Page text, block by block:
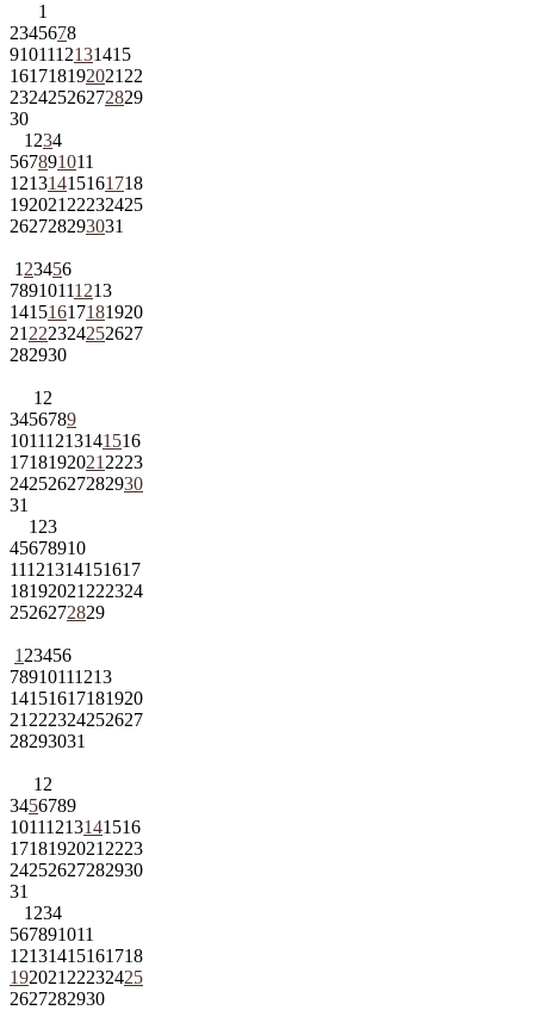
1
2345678
9101112131415
161718192021 22
23242526272829
30
1 234
567891011
12131415161718
192021 22232425
262728293031
1 23456
78910111213
14151617181920
21 222324252627
282930
1 2
3456789
10111213141516
1718192021 2223
24252627282930
31
1 23
45678910
11121314151617
18192021 222324
2526272829
1 23456
78910111213
14151617181920
21 222324252627
28293031
1 2
3456789
10111213141516
1718192021 2223
24252627282930
31
1 234
567891011
12131415161718
192021 22232425
2627282930